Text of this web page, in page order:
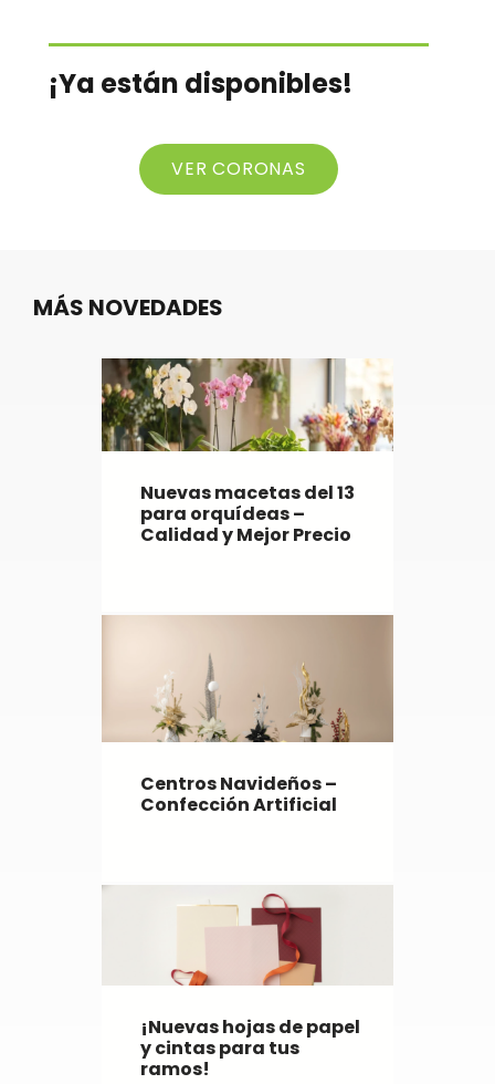
¡Ya están disponibles!
VER CORONAS
MÁS NOVEDADES
Nuevas macetas del 13
para orquídeas –
Calidad y Mejor Precio
Centros Navideños –
Confección Artificial
¡Nuevas hojas de papel
y cintas para tus
ramos!